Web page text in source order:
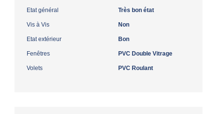
Etat général Très bon état
Vis à Vis Non
Etat extérieur Bon
Fenêtres PVC Double Vitrage
Volets PVC Roulant